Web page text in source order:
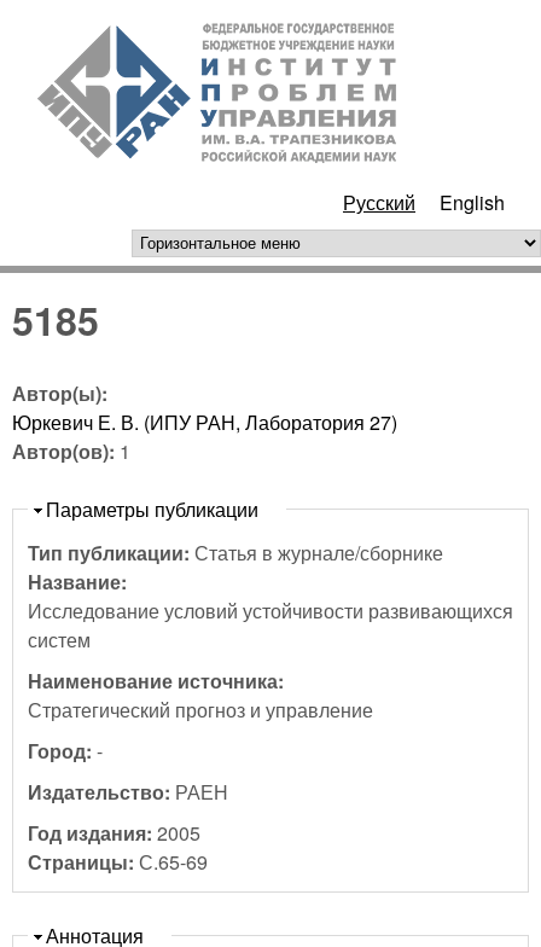
Перейти к основному
содержанию
РАН
Русский English
горизонтальное меню
5185
Автор(ы):
Юркевич Е. В. (ИПУ РАН, Лаборатория 27)
Автор(ов): 1
Скрыть
Параметры публикации
Тип публикации: Статья в журнале/сборнике
Название:
Исследование условий устойчивости развивающихся
систем
Наименование источника:
Стратегический прогноз и управление
Город: -
Издательство: РАЕН
Год издания: 2005
Страницы: С.65-69
Скрыть
Аннотация